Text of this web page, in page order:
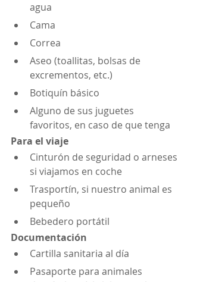
agua
Cama
Correa
Aseo (toallitas, bolsas de
excrementos, etc.)
Botiquín básico
Alguno de sus juguetes
favoritos, en caso de que tenga
Para el viaje
Cinturón de seguridad o arneses
si viajamos en coche
Trasportín, si nuestro animal es
pequeño
Bebedero portátil
Documentación
Cartilla sanitaria al día
Pasaporte para animales